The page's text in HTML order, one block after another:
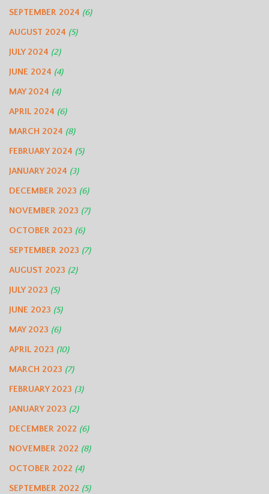
SEPTEMBER 2024 (6)
AUGUST 2024 (5)
JULY 2024 (2)
JUNE 2024 (4)
MAY 2024 (4)
APRIL 2024 (6)
MARCH 2024 (8)
FEBRUARY 2024 (5)
JANUARY 2024 (3)
DECEMBER 2023 (6)
NOVEMBER 2023 (7)
OCTOBER 2023 (6)
SEPTEMBER 2023 (7)
AUGUST 2023 (2)
JULY 2023 (5)
JUNE 2023 (5)
MAY 2023 (6)
APRIL 2023 (10)
MARCH 2023 (7)
FEBRUARY 2023 (3)
JANUARY 2023 (2)
DECEMBER 2022 (6)
NOVEMBER 2022 (8)
OCTOBER 2022 (4)
SEPTEMBER 2022 (5)